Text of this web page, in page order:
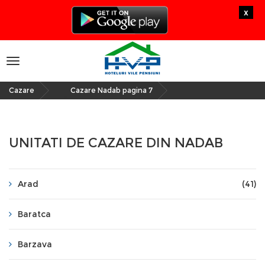
x
Toggle
navigation
Cazare Cazare Nadab pagina 7
UNITATI DE CAZARE DIN NADAB
Arad (41)
Baratca
Barzava